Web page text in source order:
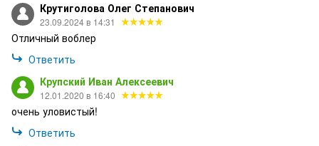
Крутиголова Олег Степанович
23.09.2024 в 14:31
Отличный воблер
Ответить
Крупский Иван Алексеевич
12.01.2020 в 16:40
очень уловистый!
Ответить